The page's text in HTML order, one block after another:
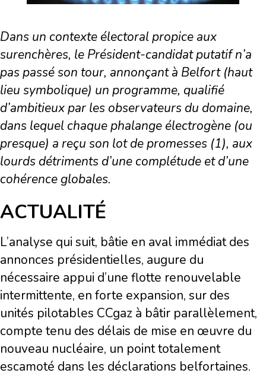
Dans un contexte électoral propice aux
surenchères, le Président-candidat putatif n’a
pas passé son tour, annonçant à Belfort (haut
lieu symbolique) un programme, qualifié
d’ambitieux par les observateurs du domaine,
dans lequel chaque phalange électrogène (ou
presque) a reçu son lot de promesses (1), aux
lourds détriments d’une complétude et d’une
cohérence globales.
ACTUALITÉ
L’analyse qui suit, bâtie en aval immédiat des
annonces présidentielles, augure du
nécessaire appui d’une flotte renouvelable
intermittente, en forte expansion, sur des
unités pilotables CCgaz à bâtir parallèlement,
compte tenu des délais de mise en œuvre du
nouveau nucléaire, un point totalement
escamoté dans les déclarations belfortaines.